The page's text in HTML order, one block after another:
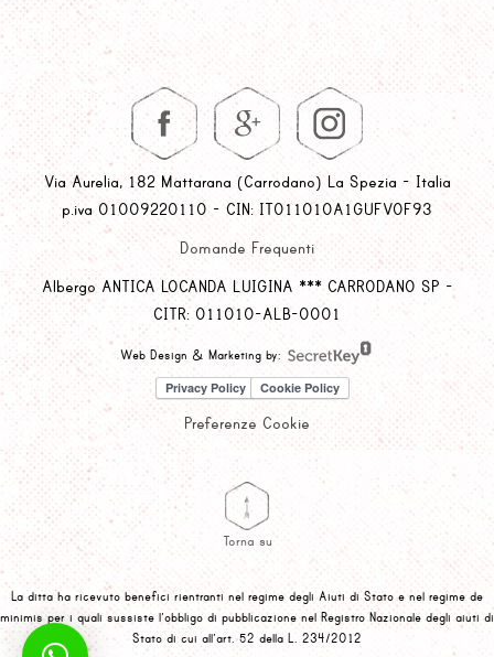
Via Aurelia, 182 Mattarana (Carrodano) La Spezia - Italia
p.iva 01009220110 - CIN: IT011010A1GUFVOF93
Domande Frequenti
Albergo ANTICA LOCANDA LUIGINA *** CARRODANO SP -
CITR: 011010-ALB-0001
Web Design & Marketing by:
Preferenze Cookie
Torna su
La ditta ha ricevuto benefici rientranti nel regime degli Aiuti di Stato e nel regime de
minimis per i quali sussiste l’obbligo di pubblicazione nel Registro Nazionale degli aiuti di
Stato di cui all’art. 52 della L. 234/2012